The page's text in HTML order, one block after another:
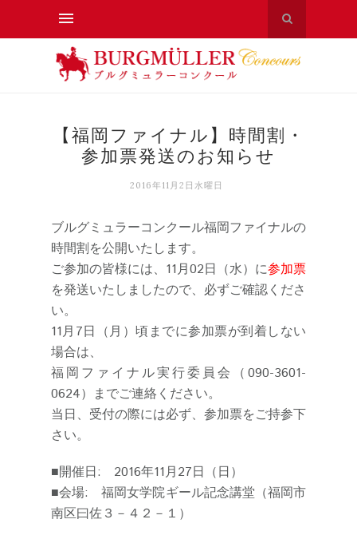
【福岡ファイナル】時間割・
参加票発送のお知らせ
2016年11月2日水曜日
ブルグミュラーコンクール福岡ファイナルの
時間割を公開いたします。
ご参加の皆様には、11月02日（水）に参加票
を発送いたしましたので、必ずご確認くださ
い。
11月7日（月）頃までに参加票が到着しない
場合は、
福岡ファイナル実行委員会（090-3601-
0624）までご連絡ください。
当日、受付の際には必ず、参加票をご持参下
さい。
■開催日: 2016年11月27日（日）
■会場: 福岡女学院ギール記念講堂（福岡市
南区曰佐３－４２－１）